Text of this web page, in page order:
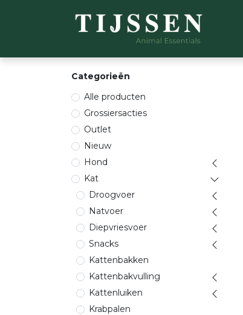
Categorieën
Alle producten
Grossiersacties
Outlet
Nieuw
Hond
Kat
Droogvoer
Natvoer
Diepvriesvoer
Snacks
Kattenbakken
Kattenbakvulling
Kattenluiken
Krabpalen